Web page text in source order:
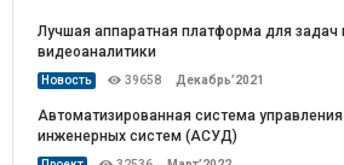
Лучшая аппаратная платформа для задач
видеоаналитики
Новость 39658 Декабрь’2021
Автоматизированная система
инженерных систем (АСУД)